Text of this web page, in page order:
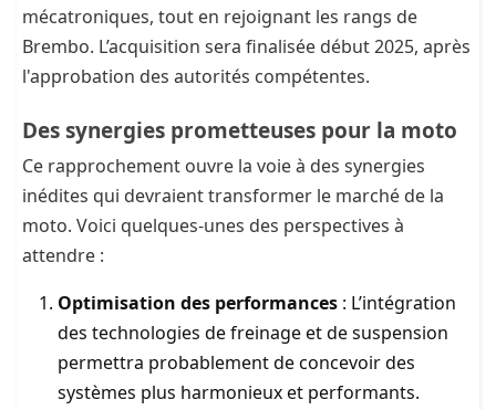
mécatroniques, tout en rejoignant les rangs de
Brembo. L’acquisition sera finalisée début 2025, après
l'approbation des autorités compétentes.
Des synergies prometteuses pour la moto
Ce rapprochement ouvre la voie à des synergies
inédites qui devraient transformer le marché de la
moto. Voici quelques-unes des perspectives à
attendre :
Optimisation des performances : L’intégration
des technologies de freinage et de suspension
permettra probablement de concevoir des
systèmes plus harmonieux et performants.